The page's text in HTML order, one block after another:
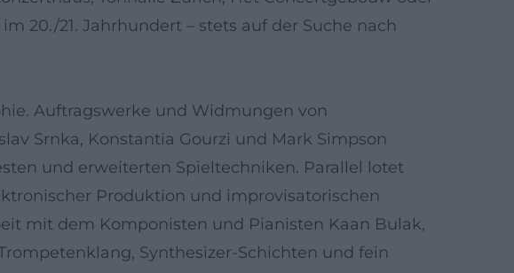
20./21. Jahrhundert – stets auf der Suche nach
Auftragswerke und Widmungen von
Srnka, Konstantia Gourzi und Mark Simpson
und erweiterten Spieltechniken. Parallel lotet
Produktion und improvisatorischen
mit dem Komponisten und Pianisten Kaan Bulak,
Synthesizer-Schichten und fein